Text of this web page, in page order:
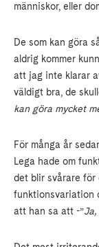
människor, eller
De som kan göra
aldrig kommer
att jag inte klarar
väldigt bra, de
kan göra mycket
För många år
Lega hade om
det blir svårare för
funktionsvariation
att han sa att -”